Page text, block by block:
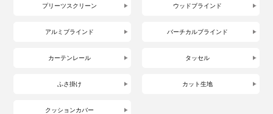
プリーツスクリーン ウッドブラインド
アルミブラインド バーチカルブラインド
カーテンレール タッセル
ふさ掛け カット生地
クッションカバー